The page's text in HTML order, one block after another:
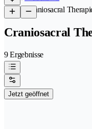
/Craniosacral
Craniosacral
9 Ergebnisse
Jetzt geöffnet